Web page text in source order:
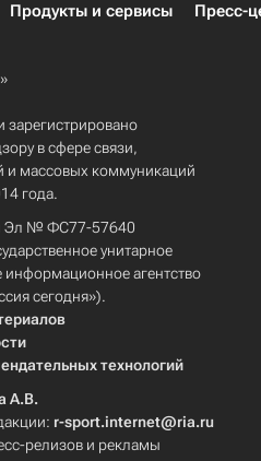
Продукты и сервисы Пресс-
зарегистрировано
в сфере связи,
и массовых коммуникаций
года.
Эл № ФС77-57640
унитарное
агентство
сегодня»).
технологий
А.В.
r-sport.internet@ria.ru
релизов и рекламы